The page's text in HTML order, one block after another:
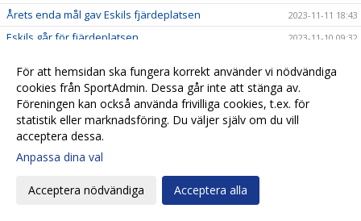
Årets enda mål gav Eskils fjärdeplatsen 2023-11-11 18:43
Eskils går för fjärdeplatsen 2023-11-10 09:32
FC Trollhättan - Eskilsminne IF 2023-11-07 14:31
Revanschsugen ”Lunde” skrev på nytt kontrakt 2023-11-06 20:29
Johan Albin uttagen till Morgondagens stjärnor 2023-11-06 17:54
Seger mot Lunds BK i sista hemmamatchen
Reinholdsson tillbaka i skadedrabbat Eskils
Imponerande säsong av ”Bobbe"
För att hemsidan ska fungera korrekt använder vi nödvändiga
cookies från SportAdmin. Dessa går inte att stänga av.
Föreningen kan också använda frivilliga cookies, t.ex. för
statistik eller marknadsföring. Du väljer själv om du vill
acceptera dessa.
Anpassa dina val
Acceptera nödvändiga Acceptera alla